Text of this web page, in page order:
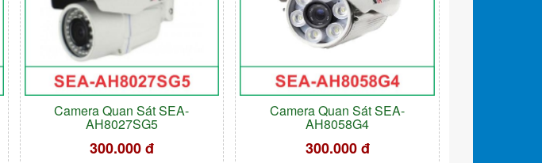
Camera Quan Sát SEA-
AH8027SG5
300.000 đ
Camera Quan Sát SEA-
AH8058G4
300.000 đ